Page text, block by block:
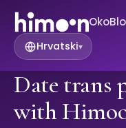
Oko
Hrvatski▾
Date trans
with